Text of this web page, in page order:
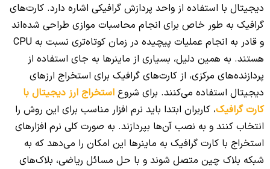
دیجیتال با استفاده از واحد پردازش گرافیکی اشاره دارد. کارت‌های
گرافیک به طور خاص برای انجام محاسبات موازی طراحی شده‌اند
و قادر به انجام عملیات پیچیده در زمان کوتاه‌تری نسبت به CPU
هستند. به همین دلیل، بسیاری از ماینرها به جای استفاده از
پردازنده‌های مرکزی، از کارت‌های گرافیک برای استخراج ارزهای
دیجیتال استفاده می‌کنند. برای شروع استخراج ارز دیجیتال با
کارت گرافیک، کاربران ابتدا باید نرم افزار مناسب برای این روش را
انتخاب کنند و به نصب آن‌ها بپردازند. به صورت کلی نرم افزارهای
استخراج با کارت گرافیک به ماینرها این امکان را می‌دهد که به
شبکه بلاک چین متصل شوند و با حل مسائل ریاضی، بلاک‌های